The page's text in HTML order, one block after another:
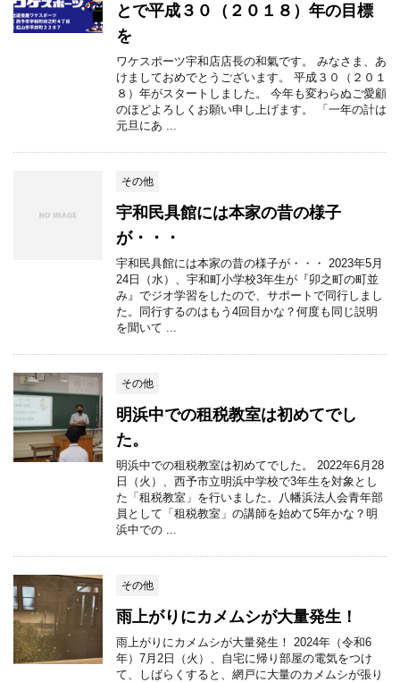
とで平成３０（２０１８）年の目標
を
ワケスポーツ宇和店店長の和氣です。 みなさま、あ
けましておめでとうございます。 平成３０（２０１
８）年がスタートしました。 今年も変わらぬご愛顧
のほどよろしくお願い申し上げます。 「一年の計は
元旦にあ ...
その他
宇和民具館には本家の昔の様子
が・・・
宇和民具館には本家の昔の様子が・・・ 2023年5月
24日（水）、宇和町小学校3年生が『卯之町の町並
み』でジオ学習をしたので、サポートで同行しまし
た。同行するのはもう4回目かな？何度も同じ説明
を聞いて ...
その他
明浜中での租税教室は初めてでし
た。
明浜中での租税教室は初めてでした。 2022年6月28
日（火）、西予市立明浜中学校で3年生を対象とし
た「租税教室」を行いました。八幡浜法人会青年部
員として「租税教室」の講師を始めて5年かな？明
浜中での ...
その他
雨上がりにカメムシが大量発生！
雨上がりにカメムシが大量発生！ 2024年（令和6
年）7月2日（火）、自宅に帰り部屋の電気をつけ
て、しばらくすると、網戸に大量のカメムシが張り